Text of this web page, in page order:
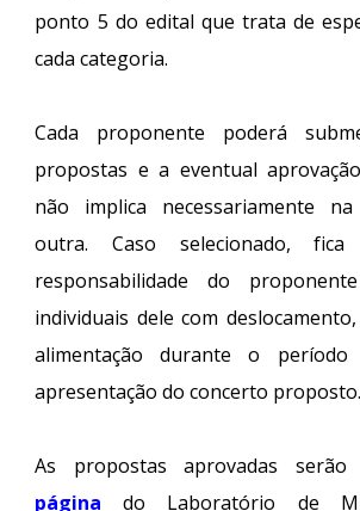
ponto 5 do edital que trata de
cada categoria.
Cada proponente poderá
propostas e a eventual
não implica necessariamente
outra. Caso selecionado,
responsabilidade do
individuais dele com
alimentação durante o
apresentação do concerto proposto.
As propostas aprovadas serão
páginado Laboratório de